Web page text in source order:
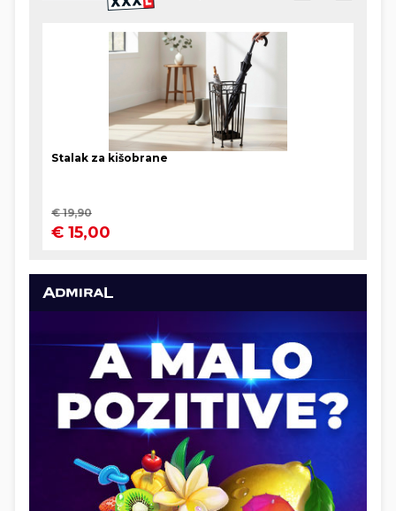
proljeće raspisati i predsjedničke izbore. Može mu
se vjerovati na riječ - Vučić raspisuje izbor jednako
često kao što Plenković mijenja ministre...